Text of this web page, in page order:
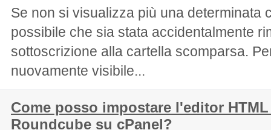
Se non si visualizza più una determinata
possibile che sia stata accidentalmente
sottoscrizione alla cartella scomparsa.
nuovamente visibile...
Come posso impostare l'editor
Roundcube su cPanel?